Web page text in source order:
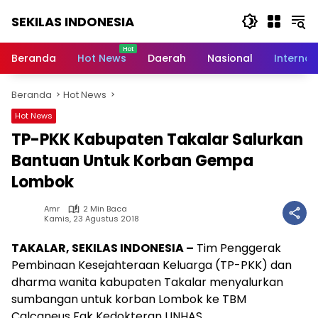
SEKILAS INDONESIA
Terkini,
Latest
World,
Headlines,
News
Today
Beranda Hot News Daerah Nasional
Beranda Hot News
Hot News
TP-PKK Kabupaten Takalar Salurkan
Bantuan Untuk Korban Gempa
Lombok
Amr
2 Min Baca
Kamis, 23 Agustus 2018
TAKALAR, SEKILAS INDONESIA – Tim Penggerak
Pembinaan Kesejahteraan Keluarga (TP-PKK) dan
dharma wanita kabupaten Takalar menyalurkan
sumbangan untuk korban Lombok ke TBM